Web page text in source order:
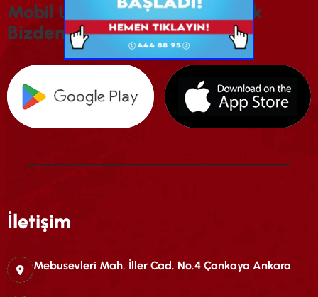
MOBIL U AMAMIZIIN
K
BIZDEN HABERDAROLUN
İletişim
Mebusevleri Mah. İller Cad. No.4 Çankaya Ankara